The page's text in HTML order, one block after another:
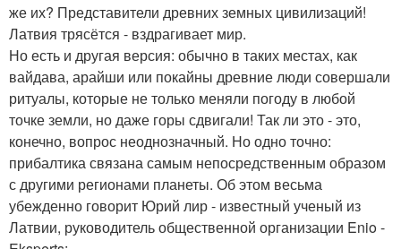
же их? Представители древних земных цивилизаций!
Латвия трясётся - вздрагивает мир.
Но есть и другая версия: обычно в таких местах, как
вайдава, арайши или покайны древние люди совершали
ритуалы, которые не только меняли погоду в любой
точке земли, но даже горы сдвигали! Так ли это - это,
конечно, вопрос неоднозначный. Но одно точно:
прибалтика связана самым непосредственным образом
с другими регионами планеты. Об этом весьма
убежденно говорит Юрий лир - известный ученый из
Латвии, руководитель общественной организации Enio -